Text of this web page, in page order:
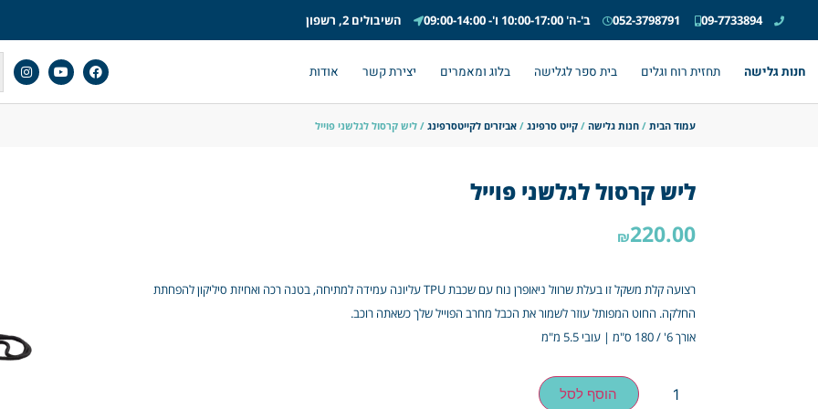
09-7733894
052-3798791 ב'-ה' 10:00-17:00 ו'- 09:00-14:00 השיבולים 2, רשפון
חנות גלישה תחזית רוח וגלים בית ספר לגלישה בלוג ומאמרים יצירת קשר אודות
עמוד הבית /חנות גלישה /קייט סרפינג /אביזרים לקייטסרפינג / ליש קרסול לגלשני פוייל
ליש קרסול לגלשני פוייל
₪220.00
רצועה קלת משקל זו בעלת שרוול ניאופרן נוח עם שכבת TPU עליונה עמידה למתיחה, בטנה רכה ואחיזת סיליקון להפחתת
החלקה. החוט המפותל עוזר לשמור את הכבל מחרב הפוייל שלך כשאתה רוכב.
אורך 6' / 180 ס"מ | עובי 5.5 מ"מ
הוסף לסל